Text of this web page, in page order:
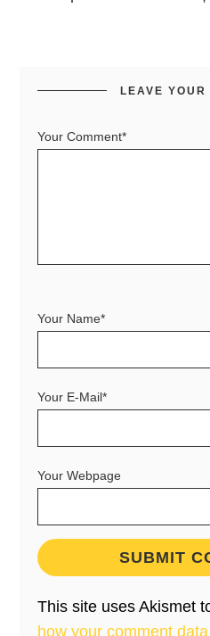
LEAVE YOUR
Your Comment*
Your Name*
Your E-Mail*
Your Webpage
This site uses Akismet
how your comment